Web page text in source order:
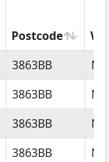
Postcode
Postcode
3863BB
3863BB
3863BB
3863BB